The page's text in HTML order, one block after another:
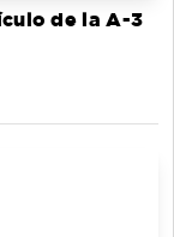
de la A-3